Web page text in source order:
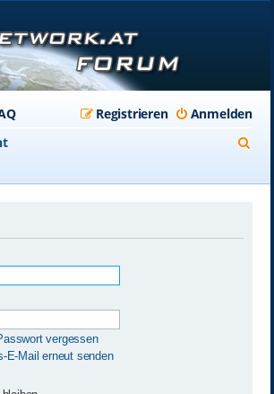
Anmelden
Registrieren
vergessen
E-Mail erneut senden